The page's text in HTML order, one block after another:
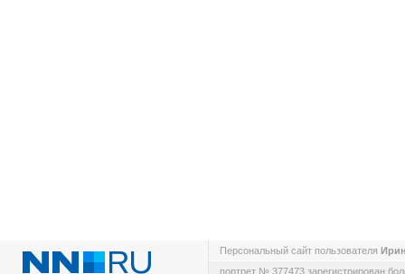
Персональный сайт пользователя
портрет № 377473 зарегистрирован